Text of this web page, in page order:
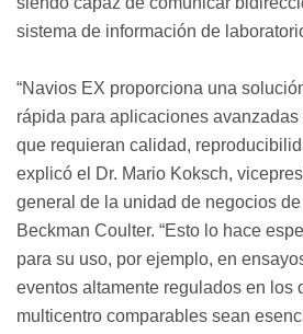
sistema de información de
“Navios EX proporciona una
rápida para aplicaciones
que requieran calidad,
explicó el Dr. Mario Koksch,
general de la unidad de negocios
Beckman Coulter. “Esto lo hace
para su uso, por ejemplo, en
eventos altamente regulados en los
multicentro comparables sean